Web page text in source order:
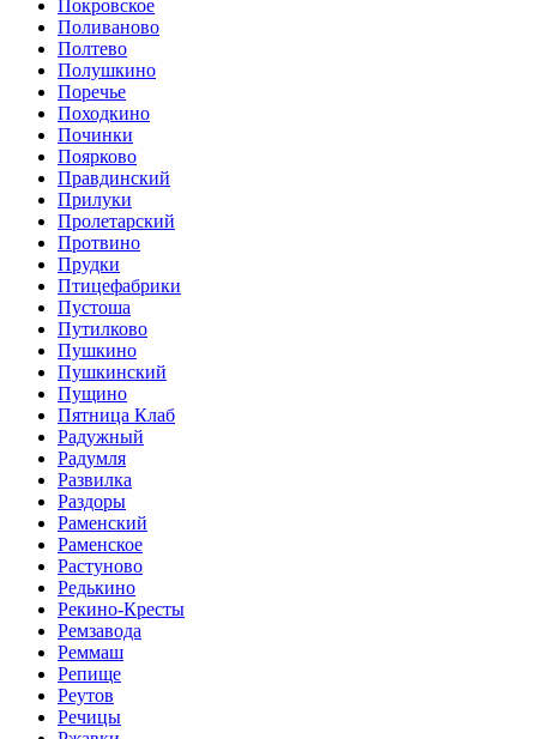
Покровское
Поливаново
Полтево
Полушкино
Поречье
Походкино
Починки
Поярково
Правдинский
Прилуки
Пролетарский
Протвино
Прудки
Птицефабрики
Пустоша
Путилково
Пушкино
Пушкинский
Пущино
Пятница Клаб
Радужный
Радумля
Развилка
Раздоры
Раменский
Раменское
Растуново
Редькино
Рекино-Кресты
Ремзавода
Реммаш
Репище
Реутов
Речицы